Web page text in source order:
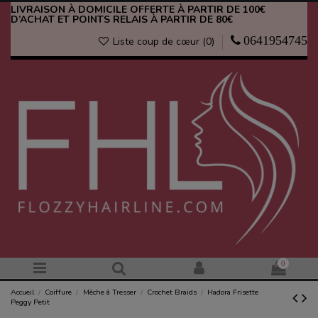
LIVRAISON À DOMICILE OFFERTE À PARTIR DE 100€
D’ACHAT ET POINTS RELAIS À PARTIR DE 80€
Liste coup de cœur (0) 0641954745
0
Accueil Coiffure Mèche à Tresser Crochet Braids
Hadora Frisette
Peggy Petit